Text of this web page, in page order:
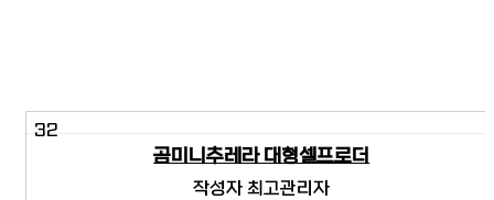
32
곰미니추레라 대형셀프로더
작성자최고관리자